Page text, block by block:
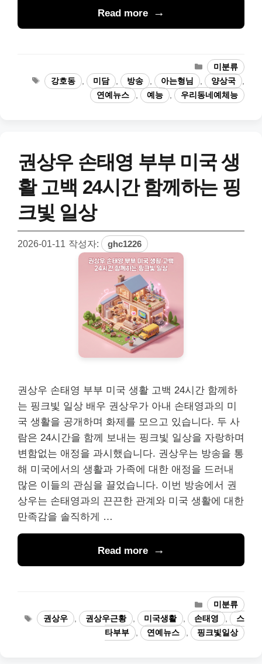
Read more
카
테
고
리
미분류
태
그
강호동 미담 방송 아는형님 양상국
연예뉴스
예능 우리동네예체능
권상우 손태영 부부 미국 생
활 고백 24시간 함께하는 핑
크빛 일상
2026-01-11 작성자: ghc1226
권상우 손태영 부부 미국 생활 고백 24시간 함께하
는 핑크빛 일상 배우 권상우가 아내 손태영과의 미
국 생활을 공개하며 화제를 모으고 있습니다. 두 사
람은 24시간을 함께 보내는 핑크빛 일상을 자랑하며
변함없는 애정을 과시했습니다. 권상우는 방송을 통
해 미국에서의 생활과 가족에 대한 애정을 드러내
많은 이들의 관심을 끌었습니다. 이번 방송에서 권
상우는 손태영과의 끈끈한 관계와 미국 생활에 대한
만족감을 솔직하게 …
Read more
카
테
고
리
미분류
태
그
권상우 , 권상우근황 , 미국생활 , 손태영 ,
스
타부부
, 연예뉴스 , 핑크빛일상